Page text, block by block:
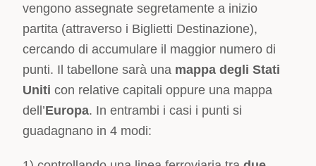
vengono assegnate segretamente a inizio
partita (attraverso i Biglietti Destinazione),
cercando di accumulare il maggior numero di
punti. Il tabellone sarà una mappa degli Stati
Uniti con relative capitali oppure una mappa
dell’Europa. In entrambi i casi i punti si
guadagnano in 4 modi: